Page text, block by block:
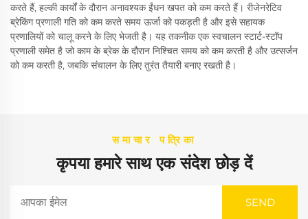
करते हैं, हल्की कार्यों के दौरान अनावश्यक ईंधन खपत को कम करते हैं। रीजेनरेटिव
ब्रेकिंग प्रणाली गति को कम करते समय ऊर्जा को पकड़ती है और इसे सहायक
प्रणालियों को चालू करने के लिए भेजती है। यह तकनीक एक स्वचालन स्टार्ट-स्टॉप
प्रणाली समेत है जो काम के ब्रेक के दौरान निश्चित समय को कम करती है और उत्सर्जन
को कम करती है, जबकि संचालन के लिए तुरंत तैयारी बनाए रखती है।
समाचार पत्रिका
कृपया हमारे साथ एक संदेश छोड़ दें